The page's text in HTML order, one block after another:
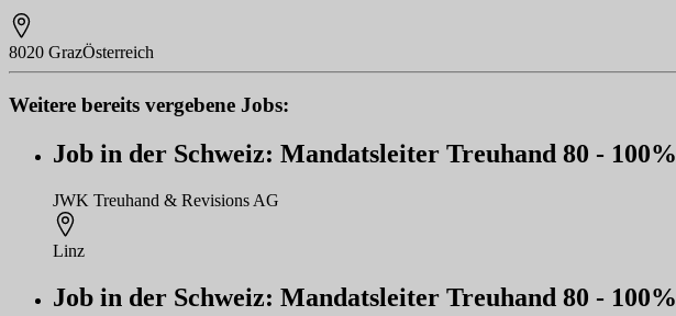
8020 GrazÖsterreich
Weitere bereits vergebene Jobs:
Job in der Schweiz: Mandatsleiter Treuhand 80 - 100%
JWK Treuhand & Revisions AG
Linz
Job in der Schweiz: Mandatsleiter Treuhand 80 - 100%